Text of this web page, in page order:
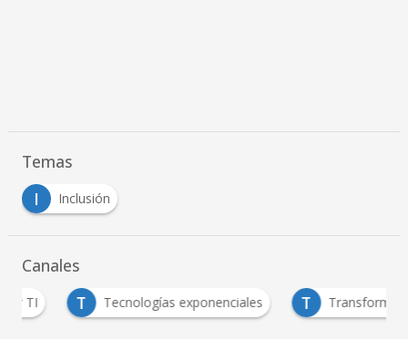
Temas
I
Inclusión
Canales
T
Tecnologías exponenciales T Transformación